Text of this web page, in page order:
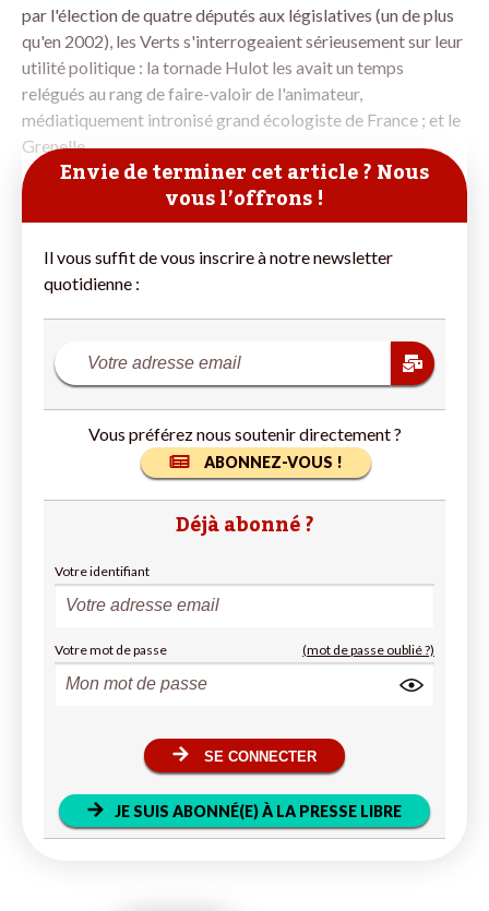
par l'élection de quatre députés aux législatives (un de plus
qu'en 2002), les Verts s'interrogeaient sérieusement sur leur
utilité politique : la tornade Hulot les avait un temps
relégués au rang de faire-valoir de l'animateur,
médiatiquement intronisé grand écologiste de France ; et le
Grenelle
Envie de terminer cet article ? Nous
vous l’offrons !
Il vous suffit de vous inscrire à notre newsletter
quotidienne :
Vous préférez nous soutenir directement ?
ABONNEZ-VOUS !
Déjà abonné ?
Votre identifiant
Votre mot de passe (mot de passe oublié ?)
SE CONNECTER
JE SUIS ABONNÉ(E) À LA PRESSE LIBRE